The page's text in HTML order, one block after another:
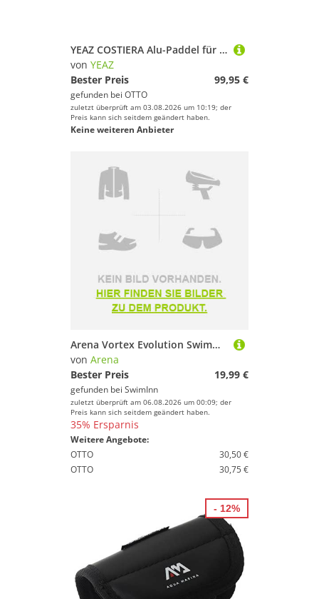
YEAZ COSTIERA Alu-Paddel für SUP SUP-Paddel, Alu-Paddel für SUP
von YEAZ
Bester Preis
99,95 €
gefunden bei OTTO
zuletzt überprüft am 03.08.2026 um 10:19; der
Preis kann sich seitdem geändert haben.
Keine weiteren Anbieter
Arena Vortex Evolution Swimming Paddles Lila L
von Arena
Bester Preis
19,99 €
gefunden bei SwimInn
zuletzt überprüft am 06.08.2026 um 00:09; der
Preis kann sich seitdem geändert haben.
35% Ersparnis
Weitere Angebote:
OTTO
30,50 €
OTTO
30,75 €
- 12%